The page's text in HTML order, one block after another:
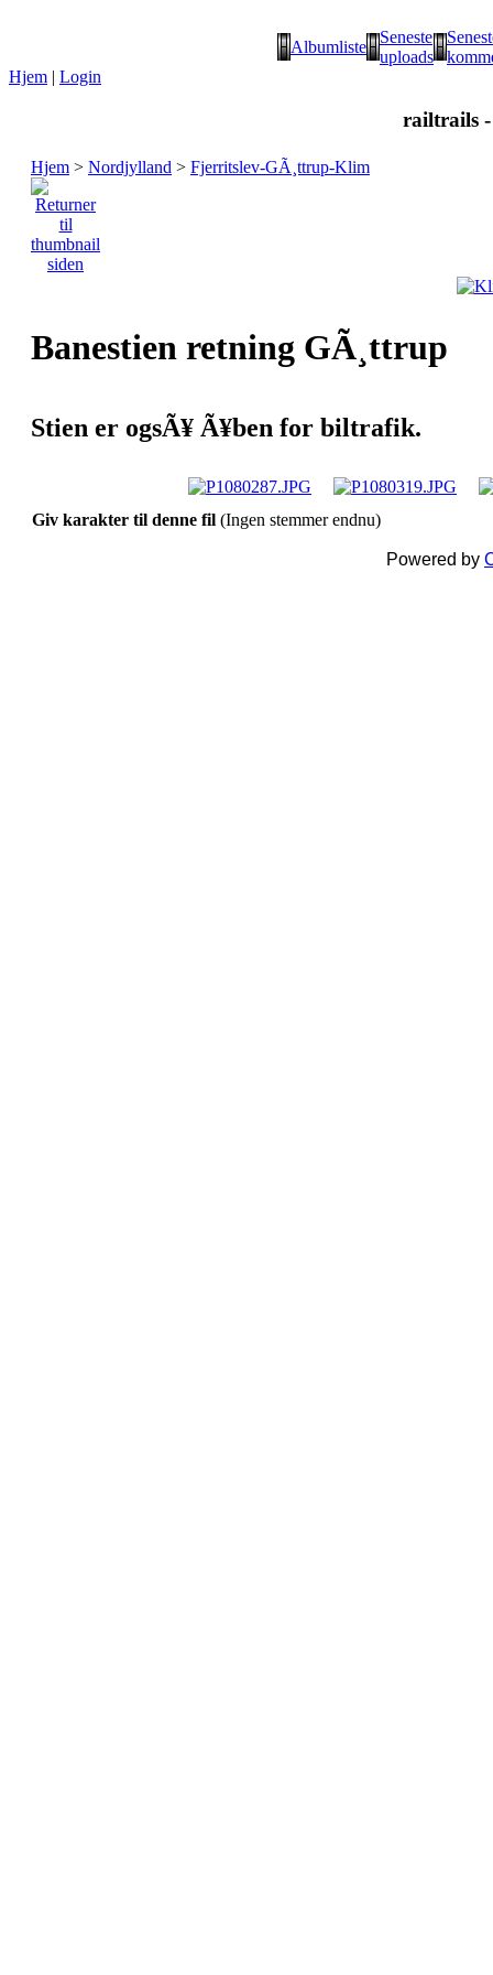
Albumliste
Seneste
uploads
Hjem | Login
railtrails
Hjem > Nordjylland > Fjerritslev-GÃ¸ttrup-Klim
Banestien retning GÃ¸ttrup
Stien er ogsÃ¥ Ã¥ben for biltrafik.
Giv karakter til denne fil (Ingen stemmer endnu)
Powered by